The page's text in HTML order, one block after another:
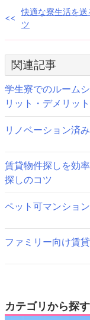
投
稿
ナ
ビ
ゲ
ー
ョ
ン
快適な寮生活を送
ツ
関連記事
学生寮でのルーム
リット・デメリッ
リノベーション済
賃貸物件探しを効
探しのコツ
ペット可マンショ
ファミリー向け賃
カテゴリから探す